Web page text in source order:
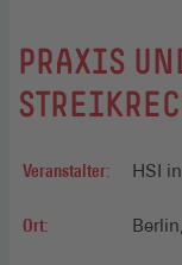
PRAXIS
Veranstalter: HSI
Ort: